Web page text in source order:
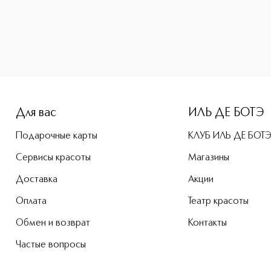
Для вас
Подарочные карты
Сервисы красоты
Доставка
Оплата
Обмен и возврат
Частые вопросы
ИЛЬ ДЕ БОТЭ
КЛУБ ИЛЬ ДЕ БОТЭ
Магазины
Акции
Театр красоты
Контакты